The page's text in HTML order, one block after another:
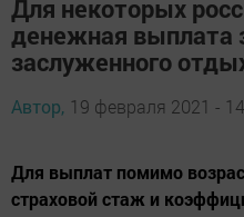
Для некоторых
денежная выплата
заслуженного
Автор, 19 февраля 2021 -
Для выплат помимо
страховой стаж и